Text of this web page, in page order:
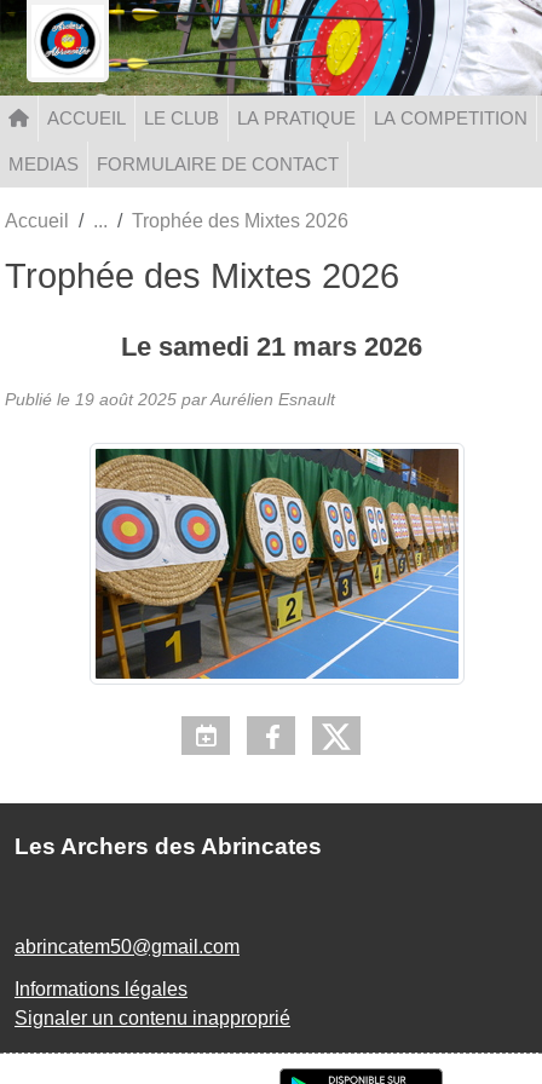
ACCUEIL LE CLUB LA PRATIQUE LA COMPETITION
MEDIAS FORMULAIRE DE CONTACT
Accueil Trophée des Mixtes 2026
Trophée des Mixtes 2026
Le samedi 21 mars 2026
Publié le 19 août 2025 par Aurélien Esnault
Les Archers des Abrincates
abrincatem50@gmail.com
Informations légales
Signaler un contenu inapproprié
Panneau de gestion des cookies